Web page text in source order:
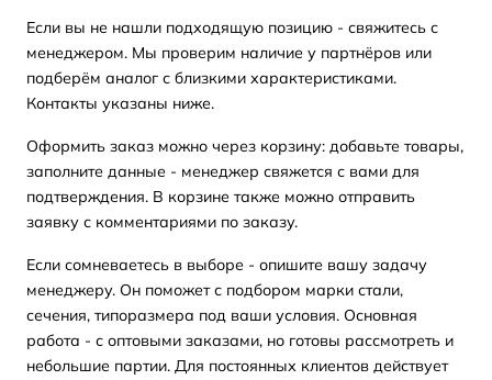
Если вы не нашли подходящую позицию - свяжитесь с
менеджером. Мы проверим наличие у партнёров или
подберём аналог с близкими характеристиками.
Контакты указаны ниже.
Оформить заказ можно через корзину: добавьте товары,
заполните данные - менеджер свяжется с вами для
подтверждения. В корзине также можно отправить
заявку с комментариями по заказу.
Если сомневаетесь в выборе - опишите вашу задачу
менеджеру. Он поможет с подбором марки стали,
сечения, типоразмера под ваши условия. Основная
работа - с оптовыми заказами, но готовы рассмотреть и
небольшие партии. Для постоянных клиентов действует